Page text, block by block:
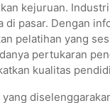
kejuruan.
di pasar. Dengan
pelatihan yang
pertukaran
kualitas